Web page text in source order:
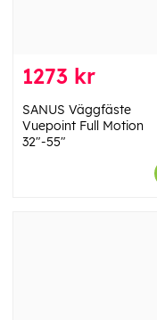
1273 kr
SANUS Väggfäste
Vuepoint Full Motion
32"-55"